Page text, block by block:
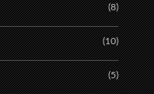
(8)
(10)
(5)